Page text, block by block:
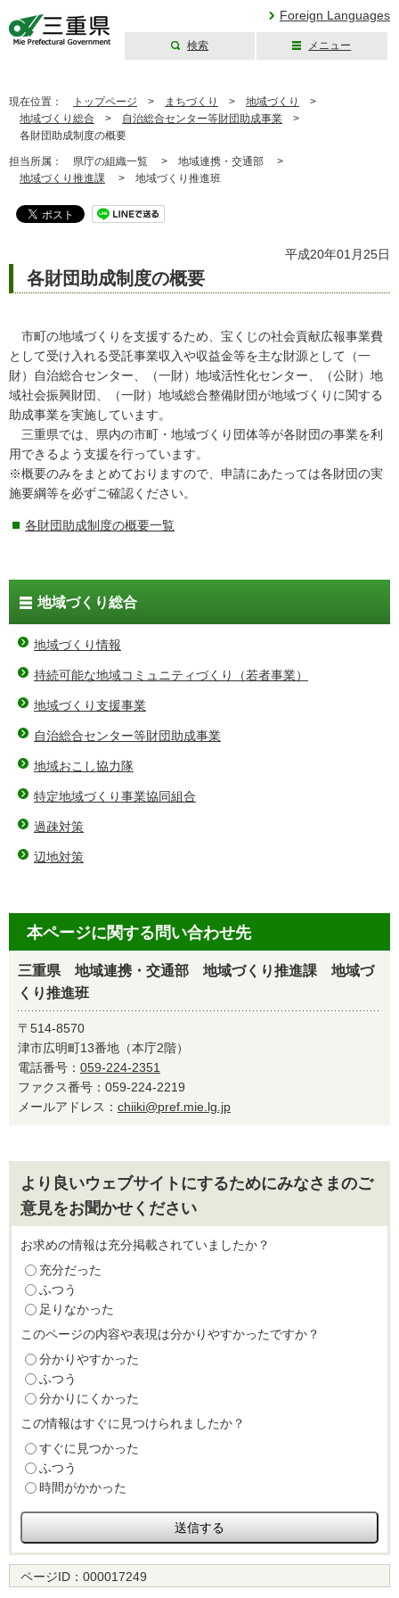
Foreign Languages
検索 メニュー
現在位置： トップページ > まちづくり > 地域づくり
>
地域づくり総合 > 自治総合センター等財団助成事業 >
各財団助成制度の概要
担当所属： 県庁の組織一覧 > 地域連携・交通部 >
地域づくり推進課 > 地域づくり推進班
平成20年01月25日
各財団助成制度の概要
市町の地域づくりを支援するため、宝くじの社会貢献広報事業費
として受け入れる受託事業収入や収益金等を主な財源として（一
財）自治総合センター、（一財）地域活性化センター、（公財）地
域社会振興財団、（一財）地域総合整備財団が地域づくりに関する
助成事業を実施しています。
三重県では、県内の市町・地域づくり団体等が各財団の事業を利
用できるよう支援を行っています。
※概要のみをまとめておりますので、申請にあたっては各財団の実
施要綱等を必ずご確認ください。
各財団助成制度の概要一覧
地域づくり総合
地域づくり情報
持続可能な地域コミュニティづくり（若者事業）
地域づくり支援事業
自治総合センター等財団助成事業
地域おこし協力隊
特定地域づくり事業協同組合
過疎対策
辺地対策
本ページに関する問い合わせ先
三重県 地域連携・交通部 地域づくり推進課 地域づ
くり推進班
〒514-8570
津市広明町13番地（本庁2階）
電話番号： 059-224-2351
ファクス番号：059-224-2219
メールアドレス： chiiki@pref.mie.lg.jp
より良いウェブサイトにするためにみなさまのご
意見をお聞かせください
お求めの情報は充分掲載されていましたか？
充分だった
ふつう
足りなかった
このページの内容や表現は分かりやすかったですか？
分かりやすかった
ふつう
分かりにくかった
この情報はすぐに見つけられましたか？
すぐに見つかった
ふつう
時間がかかった
ページID： 000017249